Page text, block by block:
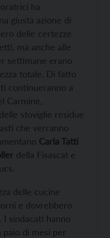
ha
giusta azione di
delle certezze
ma anche alle
settimane erano
totale. Di fatto
continueranno a
Carmine,
stoviglie residue
che verranno
Carla Tatti
della Fisascat e
delle cucine
e dovrebbero
. I sindacati hanno
di mesi per